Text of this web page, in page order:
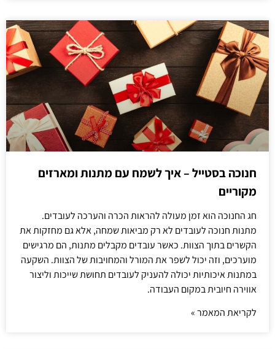
חנוכה בסטייל – איך לשמח עם מתנות ומארזים
מקוריים
חג החנוכה הוא זמן מעולה להראות הכרה והערכה לעובדים.
מתנות חנוכה לעובדים לא רק מביאות שמחה, אלא גם מחזקות את
הקשרים בתוך הצוות. כאשר עובדים מקבלים מתנות, הם מרגישים
מוערכים, וזה יכול לשפר את המורל והמחויבות של הצוות. השקעה
במתנות איכותיות יכולה להעניק לעובדים תחושת שייכות וליצור
אווירה חיובית במקום העבודה.
לקריאת המאמר »